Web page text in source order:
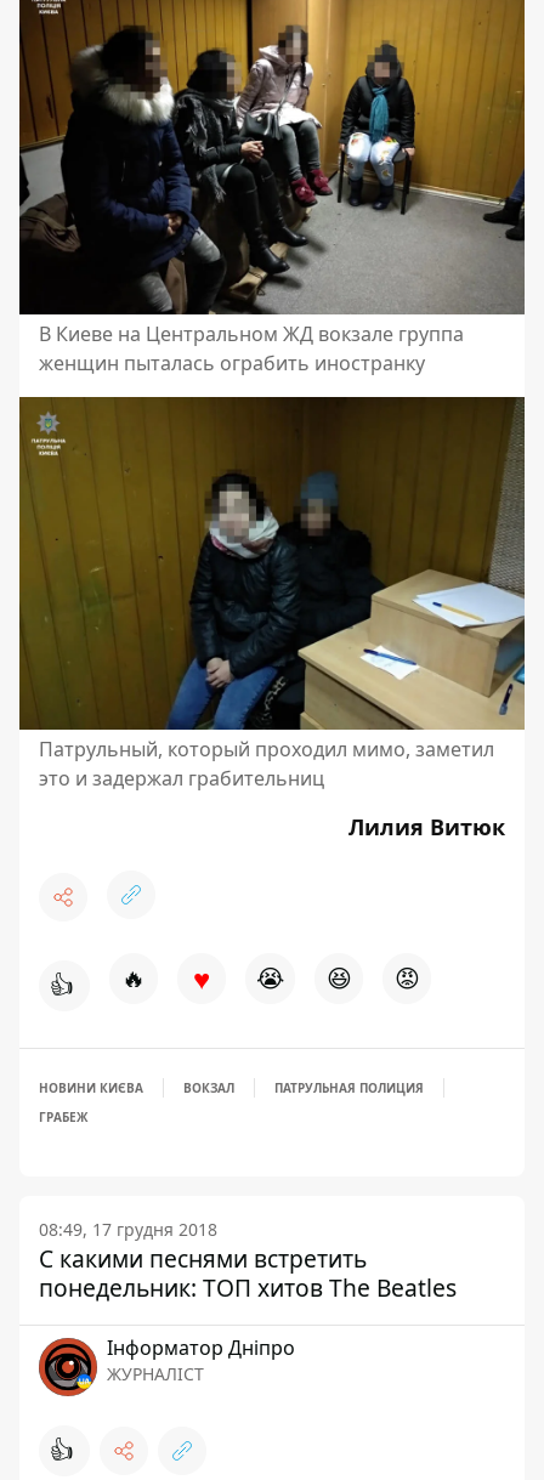
В Киеве на Центральном ЖД вокзале группа
женщин пыталась ограбить иностранку
Патрульный, который проходил мимо, заметил
это и задержал грабительниц
Лилия Витюк
👍 🔥 ♥ 😭 😆 😡
НОВИНИ КИЄВА ВОКЗАЛ
ПАТРУЛЬНАЯ ПОЛИЦИЯ
ГРАБЕЖ
08:49, 17 грудня 2018
С какими песнями встретить
понедельник: ТОП хитов The Beatles
Інформатор Дніпро
ЖУРНАЛІСТ
👍